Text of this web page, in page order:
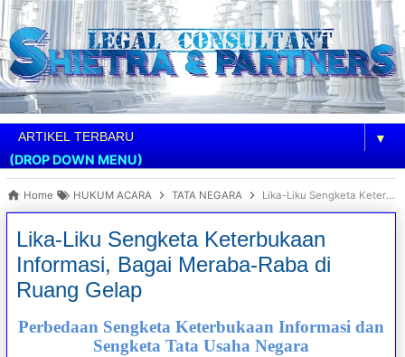
▼
(DROP DOWN MENU)
Home HUKUM ACARA TATA NEGARA Lika-Liku Sengketa Keterbukaan Informasi, Bagai Meraba-Raba di Ruang Gelap
Lika-Liku Sengketa Keterbukaan
Informasi, Bagai Meraba-Raba di
Ruang Gelap
Perbedaan Sengketa Keterbukaan Informasi dan
Sengketa Tata Usaha Negara